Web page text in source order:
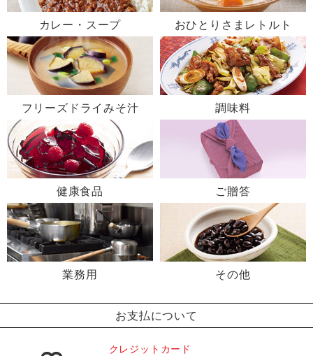
カレー・スープ おひとりさまレトルト
フリーズドライみそ汁 調味料
健康食品 ご贈答
業務用 その他
お支払について
クレジットカード